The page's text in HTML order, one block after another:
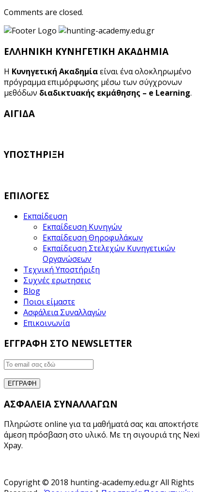
Comments are closed.
ΕΛΛΗΝΙΚΗ ΚΥΝΗΓΕΤΙΚΗ ΑΚΑΔΗΜΙΑ
Η Κυνηγετική Ακαδημίαείναι ένα ολοκληρωμένο
πρόγραμμα επιμόρφωσης μέσω των σύγχρονων
μεθόδων διαδικτυακής εκμάθησης – e Learning.
ΑΙΓΙΔΑ
ΥΠΟΣΤΗΡΙΞΗ
ΕΠΙΛΟΓΕΣ
Εκπαίδευση
Εκπαίδευση Κυνηγών
Εκπαίδευση Θηροφυλάκων
Εκπαίδευση Στελεχών Κυνηγετικών
Οργανώσεων
Τεχνική Υποστήριξη
Συχνές ερωτησεις
Blog
Ποιοι είμαστε
Ασφάλεια Συναλλαγών
Επικοινωνία
ΕΓΓΡΑΦΗ ΣΤΟ NEWSLETTER
ΑΣΦΑΛΕΙΑ ΣΥΝΑΛΛΑΓΩΝ
Πληρώστε online για τα μαθήματά σας και αποκτήστε
άμεση πρόσβαση στο υλικό. Με τη σιγουριά της Nexi
Xpay.
Copyright © 2018 hunting-academy.edu.gr All Rights